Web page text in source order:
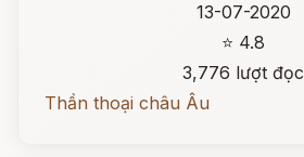
13-07-2020
⭐ 4.8
3,776 lượt đọc
Thần thoại châu Âu